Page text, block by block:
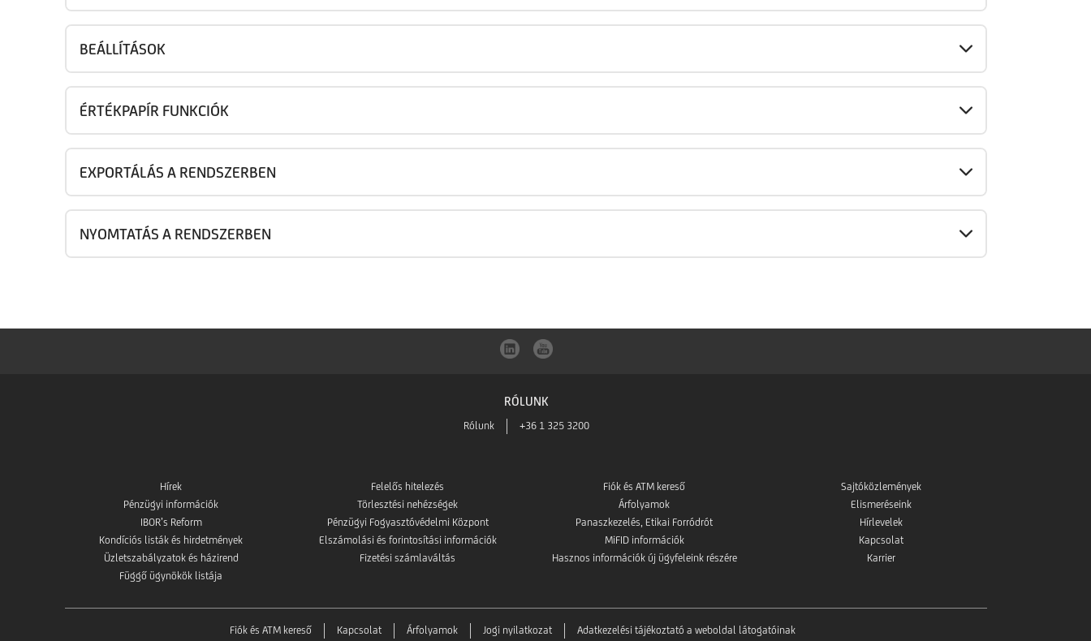
BEÁLLÍTÁSOK
ÉRTÉKPAPÍR FUNKCIÓK
EXPORTÁLÁS A RENDSZERBEN
NYOMTATÁS A RENDSZERBEN
RÓLUNK
Rólunk +36 1 325 3200
Hírek
Pénzügyi információk
IBOR’s Reform
Kondíciós listák és hirdetmények
Üzletszabályzatok és házirend
Függő ügynökök listája
Felelős hitelezés
Törlesztési nehézségek
Pénzügyi Fogyasztóvédelmi Központ
Elszámolási és forintosítási információk
Fizetési számlaváltás
Fiók és ATM kereső
Árfolyamok
Panaszkezelés, Etikai Forródrót
MiFID információk
Hasznos információk új ügyfeleink részére
Sajtóközlemények
Elismeréseink
Hírlevelek
Kapcsolat
Karrier
Fiók és ATM kereső Kapcsolat Árfolyamok Jogi nyilatkozat Adatkezelési tájékoztató a weboldal látogatóinak